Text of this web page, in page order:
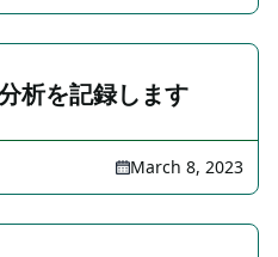
析を記録します
March 8, 2023